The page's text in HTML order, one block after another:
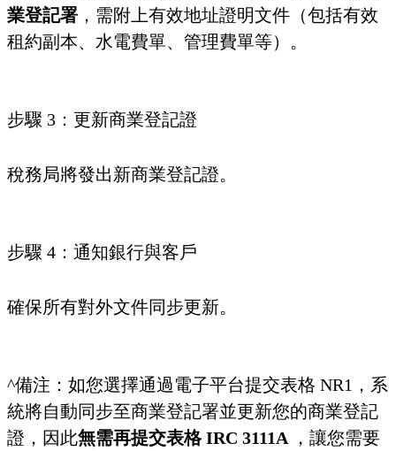
業登記署 ，需附上有效地址證明文件（包括有效
租約副本、水電費單、管理費單等）。
步驟 3：更新商業登記證
稅務局將發出新商業登記證。
步驟 4：通知銀行與客戶
確保所有對外文件同步更新。
^備注：如您選擇通過電子平台提交表格 NR1，系
統將自動同步至商業登記署並更新您的商業登記
證，因此無需再提交表格 IRC 3111A ，讓您需要